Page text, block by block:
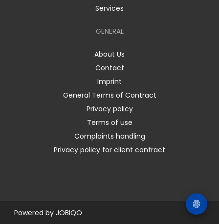
Services
GENERAL
About Us
Contact
Imprint
General Terms of Contract
Privacy policy
Terms of use
Complaints handling
Privacy policy for client contract
Powered by JOBIQO